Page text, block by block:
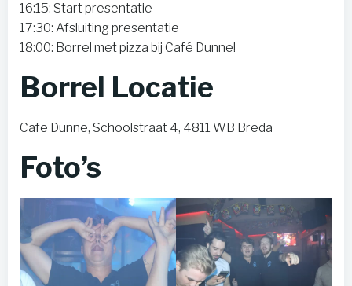
16:15: Start presentatie
17:30: Afsluiting presentatie
18:00: Borrel met pizza bij Café Dunne!
Borrel Locatie
Cafe Dunne, Schoolstraat 4, 4811 WB Breda
Foto’s